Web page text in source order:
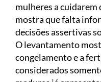
mulheres a
mostra que falta
decisões assertivas
O levantamento
congelamento e a
considerados